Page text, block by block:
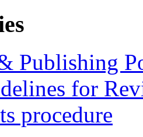
Publishing
for
procedure